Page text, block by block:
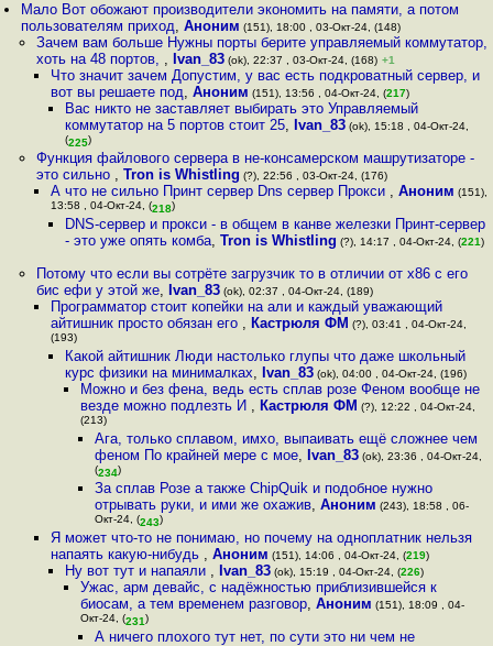
Мало Вот обожают производители экономить на памяти, а потом
пользователям приход,Аноним (151), 18:00 , 03-Окт-24, (148)
Зачем вам больше Нужны порты берите управляемый коммутатор,
хоть на 48 портов, , Ivan_83(ok), 22:37 , 03-Окт-24, (168) +1
Что значит зачем Допустим, у вас есть подкроватный сервер, и
вот вы решаете под, Аноним (151), 13:56 , 04-Окт-24, (217)
Вас никто не заставляет выбирать это Управляемый
коммутатор на 5 портов стоит 25, Ivan_83 (ok), 15:18 , 04-Окт-24,
(225)
Функция файлового сервера в не-консамерском машрутизаторе -
это сильно , Tron is Whistling (?), 22:56 , 03-Окт-24, (176)
А что не сильно Принт сервер Dns сервер Прокси , Аноним (151),
13:58 , 04-Окт-24, (218)
DNS-сервер и прокси - в общем в канве железки Принт-сервер
- это уже опять комба,Tron is Whistling (?), 14:17 , 04-Окт-24, (221)
Потому что если вы сотрёте загрузчик то в отличии от х86 с его
бис ефи у этой же, Ivan_83(ok), 02:37 , 04-Окт-24, (189)
Программатор стоит копейки на али и каждый уважающий
айтишник просто обязан его , Кастрюля ФМ (?), 03:41 , 04-Окт-24,
(193)
Какой айтишник Люди настолько глупы что даже школьный
курс физики на минималках, Ivan_83 (ok), 04:00 , 04-Окт-24, (196)
Можно и без фена, ведь есть сплав розе Феном вообще не
везде можно подлезть И , Кастрюля ФМ (?), 12:22 , 04-Окт-24,
(213)
Ага, только сплавом, имхо, выпаивать ещё сложнее чем
феном По крайней мере с мое, Ivan_83(ok), 23:36 , 04-Окт-24,
(234)
За сплав Розе а также ChipQuik и подобное нужно
отрывать руки, и ими же охажив, Аноним (243), 18:58 , 06-
Окт-24, (243)
Я может что-то не понимаю, но почему на одноплатник нельзя
напаять какую-нибудь , Аноним (151), 14:06 , 04-Окт-24, (219)
Ну вот тут и напаяли , Ivan_83 (ok), 15:19 , 04-Окт-24, (226)
Ужас, арм девайс, с надёжностью приблизившейся к
биосам, а тем временем разговор, Аноним (151), 18:09 , 04-
Окт-24, (231)
А ничего плохого тут нет, по сути это ни чем не